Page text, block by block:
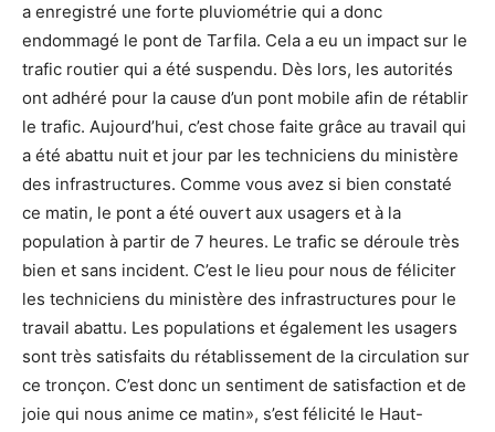
a enregistré une forte pluviométrie qui a donc
endommagé le pont de Tarfila. Cela a eu un impact sur le
trafic routier qui a été suspendu. Dès lors, les autorités
ont adhéré pour la cause d’un pont mobile afin de rétablir
le trafic. Aujourd’hui, c’est chose faite grâce au travail qui
a été abattu nuit et jour par les techniciens du ministère
des infrastructures. Comme vous avez si bien constaté
ce matin, le pont a été ouvert aux usagers et à la
population à partir de 7 heures. Le trafic se déroule très
bien et sans incident. C’est le lieu pour nous de féliciter
les techniciens du ministère des infrastructures pour le
travail abattu. Les populations et également les usagers
sont très satisfaits du rétablissement de la circulation sur
ce tronçon. C’est donc un sentiment de satisfaction et de
joie qui nous anime ce matin», s’est félicité le Haut-